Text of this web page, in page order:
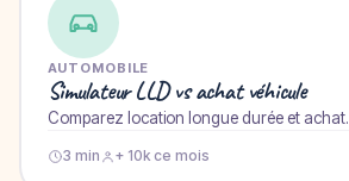
AUTOMOBILE
Simulateur LLD vs achat véhicule
Comparez location longue durée et achat.
3 min + 10k ce mois